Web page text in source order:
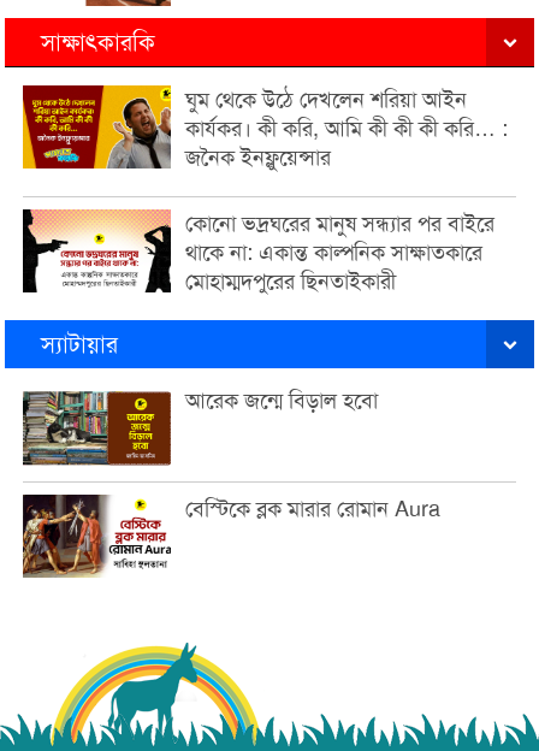
সাক্ষাৎকারকি
ঘুম থেকে উঠে দেখলেন শরিয়া আইন
কার্যকর। কী করি, আমি কী কী কী করি… :
জনৈক ইনফ্লুয়েন্সার
কোনো ভদ্রঘরের মানুষ সন্ধ্যার পর বাইরে
থাকে না: একান্ত কাল্পনিক সাক্ষাতকারে
মোহাম্মদপুরের ছিনতাইকারী
স্যাটায়ার
আরেক জন্মে বিড়াল হবো
বেস্টিকে ব্লক মারার রোমান Aura